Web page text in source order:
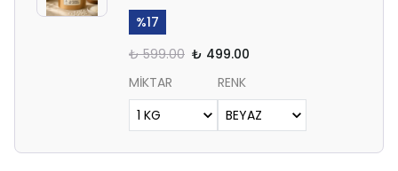
%17
₺ 599.00 ₺ 499.00
MİKTAR
RENK